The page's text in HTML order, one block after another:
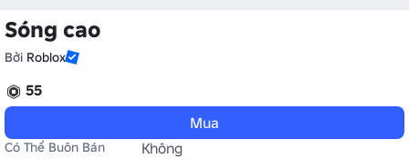
Sóng cao
Bởi Roblox
55
Mua
Có Thể Buôn Bán
Không